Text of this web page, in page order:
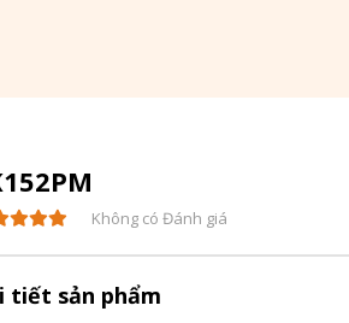
Không có Đánh giá
tiết sản phẩm